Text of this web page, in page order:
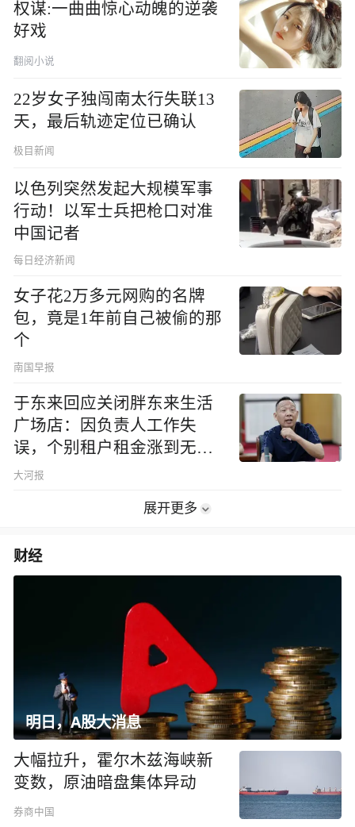
权谋:一曲曲惊心动魄的逆袭
好戏
翻阅小说
22岁女子独闯南太行失联13
天，最后轨迹定位已确认
极目新闻
以色列突然发起大规模军事
行动！以军士兵把枪口对准
中国记者
每日经济新闻
女子花2万多元网购的名牌
包，竟是1年前自己被偷的那
个
南国早报
于东来回应关闭胖东来生活
广场店：因负责人工作失
误，个别租户租金涨到无法
想象
大河报
展开更多
财经
明日，A股大消息
大幅拉升，霍尔木兹海峡新
变数，原油暗盘集体异动
券商中国